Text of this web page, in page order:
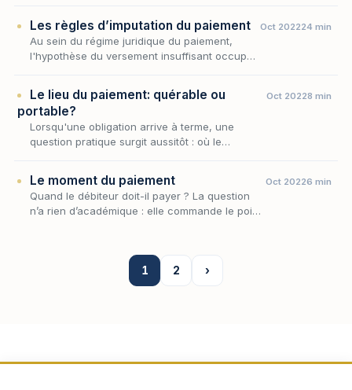
tout…
Les règles d’imputation du paiement
Au sein du régime juridique du paiement,
l'hypothèse du versement insuffisant occupe
d…
Oct 202224 min
Le lieu du paiement: quérable ou
portable?
Lorsqu'une obligation arrive à terme, une
question pratique surgit aussitôt : où le
créanci…
Oct 20228 min
Le moment du paiement
Quand le débiteur doit-il payer ? La question
n’a rien d’académique : elle commande le point
Oct 20226 min
1 2 ›